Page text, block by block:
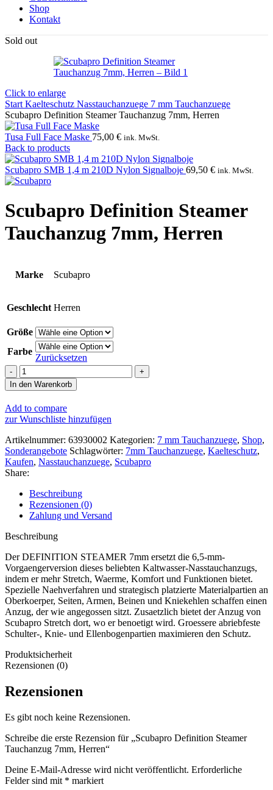
Shop
Kontakt
Sold out
Click to enlarge
Start Kaelteschutz Nasstauchanzuege 7 mm Tauchanzuege
Scubapro Definition Steamer Tauchanzug 7mm, Herren
Tusa Full Face Maske 75,00 € ink. MwSt.
Back to products
Scubapro SMB 1,4 m 210D Nylon Signalboje 69,50 € ink. MwSt.
Scubapro Definition Steamer
Tauchanzug 7mm, Herren
Marke Scubapro
Geschlecht Herren
Größe
Farbe
Zurücksetzen
Scubapro
Definition
Steamer
Tauchanzug
7mm,
Herren
Menge
In den Warenkorb
Add to compare
zur Wunschliste hinzufügen
Artikelnummer: 63930002 Kategorien: 7 mm Tauchanzuege, Shop,
Sonderangebote Schlagwörter: 7mm Tauchanzuege, Kaelteschutz,
Kaufen, Nasstauchanzuege, Scubapro
Share:
Beschreibung
Rezensionen (0)
Zahlung und Versand
Beschreibung
Der DEFINITION STEAMER 7mm ersetzt die 6,5-mm-
Vorgaengerversion dieses beliebten Kaltwasser-Nasstauchanzugs,
indem er mehr Stretch, Waerme, Komfort und Funktionen bietet.
Spezielle Naehverfahren und strategisch platzierte Materialpartien an
Oberkoerper, Seiten, Armen, Beinen und Kniekehlen schaffen einen
Anzug, der wie angegossen sitzt. Zusaetzlich bietet der Anzug von
Scubapro Stretch dort, wo er benoetigt wird. Groessere abriebfeste
Schulter-, Knie- und Ellenbogenpartien maximieren den Schutz.
Produktsicherheit
Rezensionen (0)
Rezensionen
Es gibt noch keine Rezensionen.
Schreibe die erste Rezension für „Scubapro Definition Steamer
Tauchanzug 7mm, Herren“
Deine E-Mail-Adresse wird nicht veröffentlicht. Erforderliche
Felder sind mit * markiert